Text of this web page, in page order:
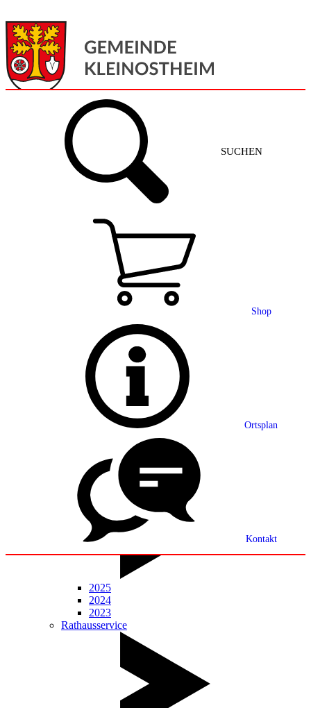
SUCHEN
Shop
Ortsplan
Kontakt
Gemeinde + Service
Grußwort
Ortsplan
Partnerschaft
Statistik
Mitteilungsblatt
2025
2024
2023
Rathausservice